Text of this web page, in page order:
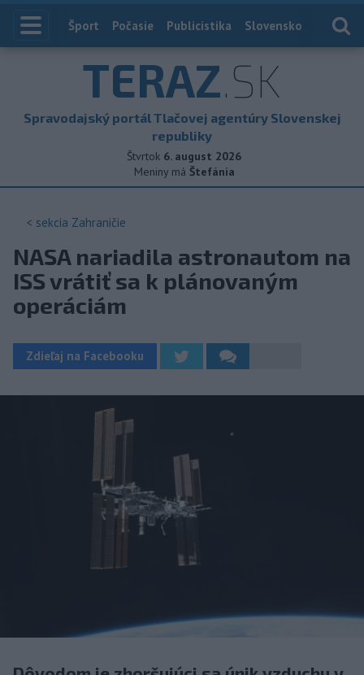
Index
Šport Počasie Publicistika Slovensko
TERAZ.SK
Spravodajský portál Tlačovej agentúry Slovenskej
republiky
Štvrtok 6. august 2026
Meniny má Štefánia
< sekcia Zahraničie
NASA nariadila astronautom na
ISS vrátiť sa k plánovaným
operáciám
Zdieľaj na Facebooku